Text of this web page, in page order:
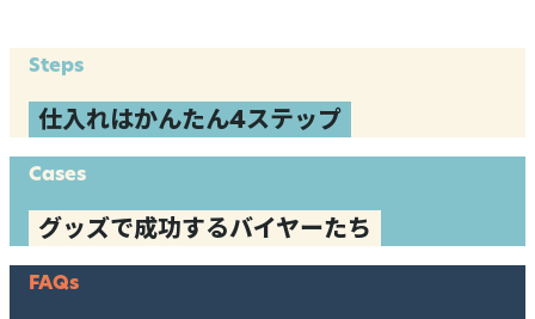
Steps
仕入れはかんたん4ステップ
Cases
グッズで成功するバイヤーたち
FAQs